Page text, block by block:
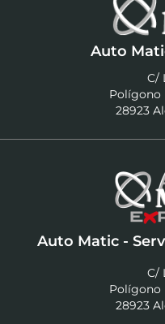
Auto
C/
Polígono
28923
Auto Matic -
C/
Polígono
28923